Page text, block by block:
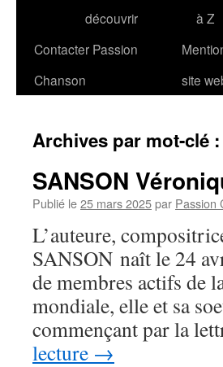
découvrir
à Z
Contacter Passion
Chanson
site
Archives par mot-clé
SANSON
Publié le25 mars 2025par Passion
L’auteure,
SANSON naît le 24
de membres actifs de
mondiale, elle et sa
commençant par la
lecture →